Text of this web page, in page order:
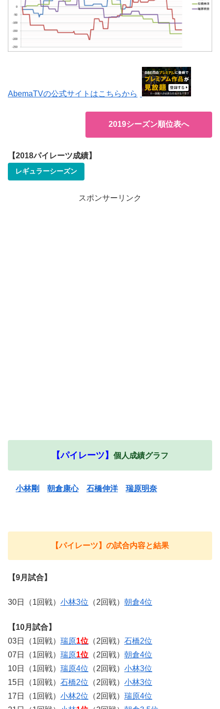
AbemaTVの公式サイトはこちらから
2019シーズン順位表へ
【2018パイレーツ成績】
レギュラーシーズン
スポンサーリンク
【パイレーツ】 個人成績グラフ
小林剛 朝倉康心 石橋伸洋 瑞原明奈
【パイレーツ】の試合内容と結果
【9月試合】
30日（1回戦） 小林3位 （2回戦） 朝倉4位
【10月試合】
03日（1回戦） 瑞原1位 （2回戦） 石橋2位
07日（1回戦） 瑞原1位 （2回戦） 朝倉4位
10日（1回戦） 瑞原4位 （2回戦） 小林3位
15日（1回戦） 石橋2位 （2回戦） 小林3位
17日（1回戦） 小林2位 （2回戦） 瑞原4位